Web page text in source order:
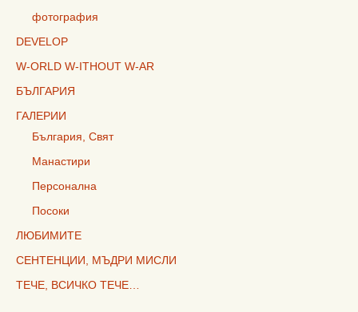
фотография
DEVELOP
W-ORLD W-ITHOUT W-AR
БЪЛГАРИЯ
ГАЛЕРИИ
България, Свят
Манастири
Персонална
Посоки
ЛЮБИМИТЕ
СЕНТЕНЦИИ, МЪДРИ МИСЛИ
ТЕЧЕ, ВСИЧКО ТЕЧЕ…